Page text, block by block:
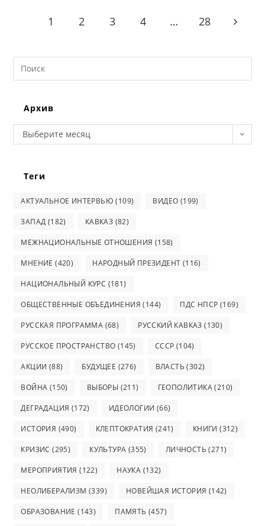
1 2 3 4 … 28 Go to
Search
this
Архив
Архив
Выберите месяц
Теги
АКТУАЛЬНОЕ ИНТЕРВЬЮ (109) ВИДЕО (199)
ЗАПАД (182) КАВКАЗ (82)
МЕЖНАЦИОНАЛЬНЫЕ ОТНОШЕНИЯ (158)
МНЕНИЕ (420) НАРОДНЫЙ ПРЕЗИДЕНТ (116)
НАЦИОНАЛЬНЫЙ КУРС (181)
ОБЩЕСТВЕННЫЕ ОБЪЕДИНЕНИЯ (144) ПДС НПСР (169)
РУССКАЯ ПРОГРАММА (68) РУССКИЙ КАВКАЗ (130)
РУССКОЕ ПРОСТРАНСТВО (145) СССР (104)
АКЦИИ (88) БУДУЩЕЕ (276) ВЛАСТЬ (302)
ВОЙНА (150) ВЫБОРЫ (211) ГЕОПОЛИТИКА(210)
ДЕГРАДАЦИЯ (172) ИДЕОЛОГИИ (66)
ИСТОРИЯ (490) КЛЕПТОКРАТИЯ (241) КНИГИ (312)
КРИЗИС (295) КУЛЬТУРА (355) ЛИЧНОСТЬ (271)
МЕРОПРИЯТИЯ (122) НАУКА (132)
НЕОЛИБЕРАЛИЗМ (339) НОВЕЙШАЯ ИСТОРИЯ (142)
ОБРАЗОВАНИЕ (143) ПАМЯТЬ (457)